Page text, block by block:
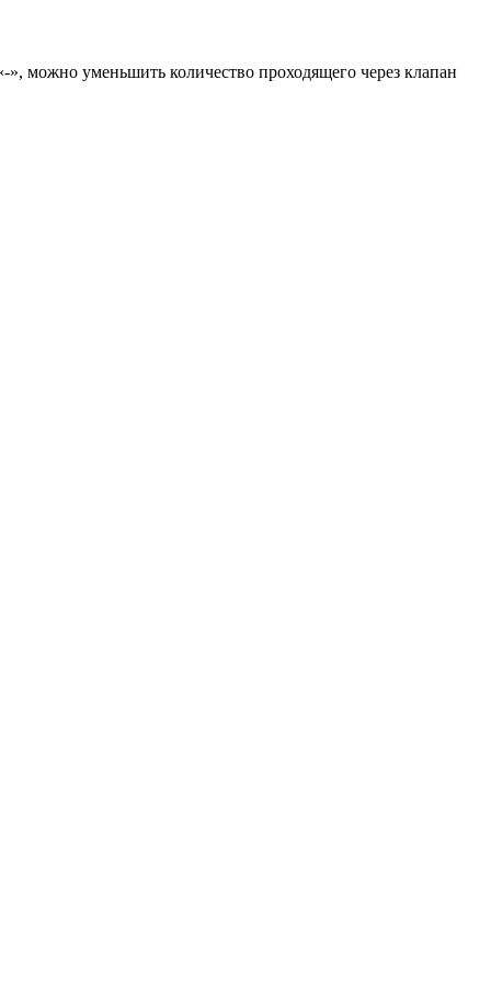
», можно уменьшить количество проходящего через клапан